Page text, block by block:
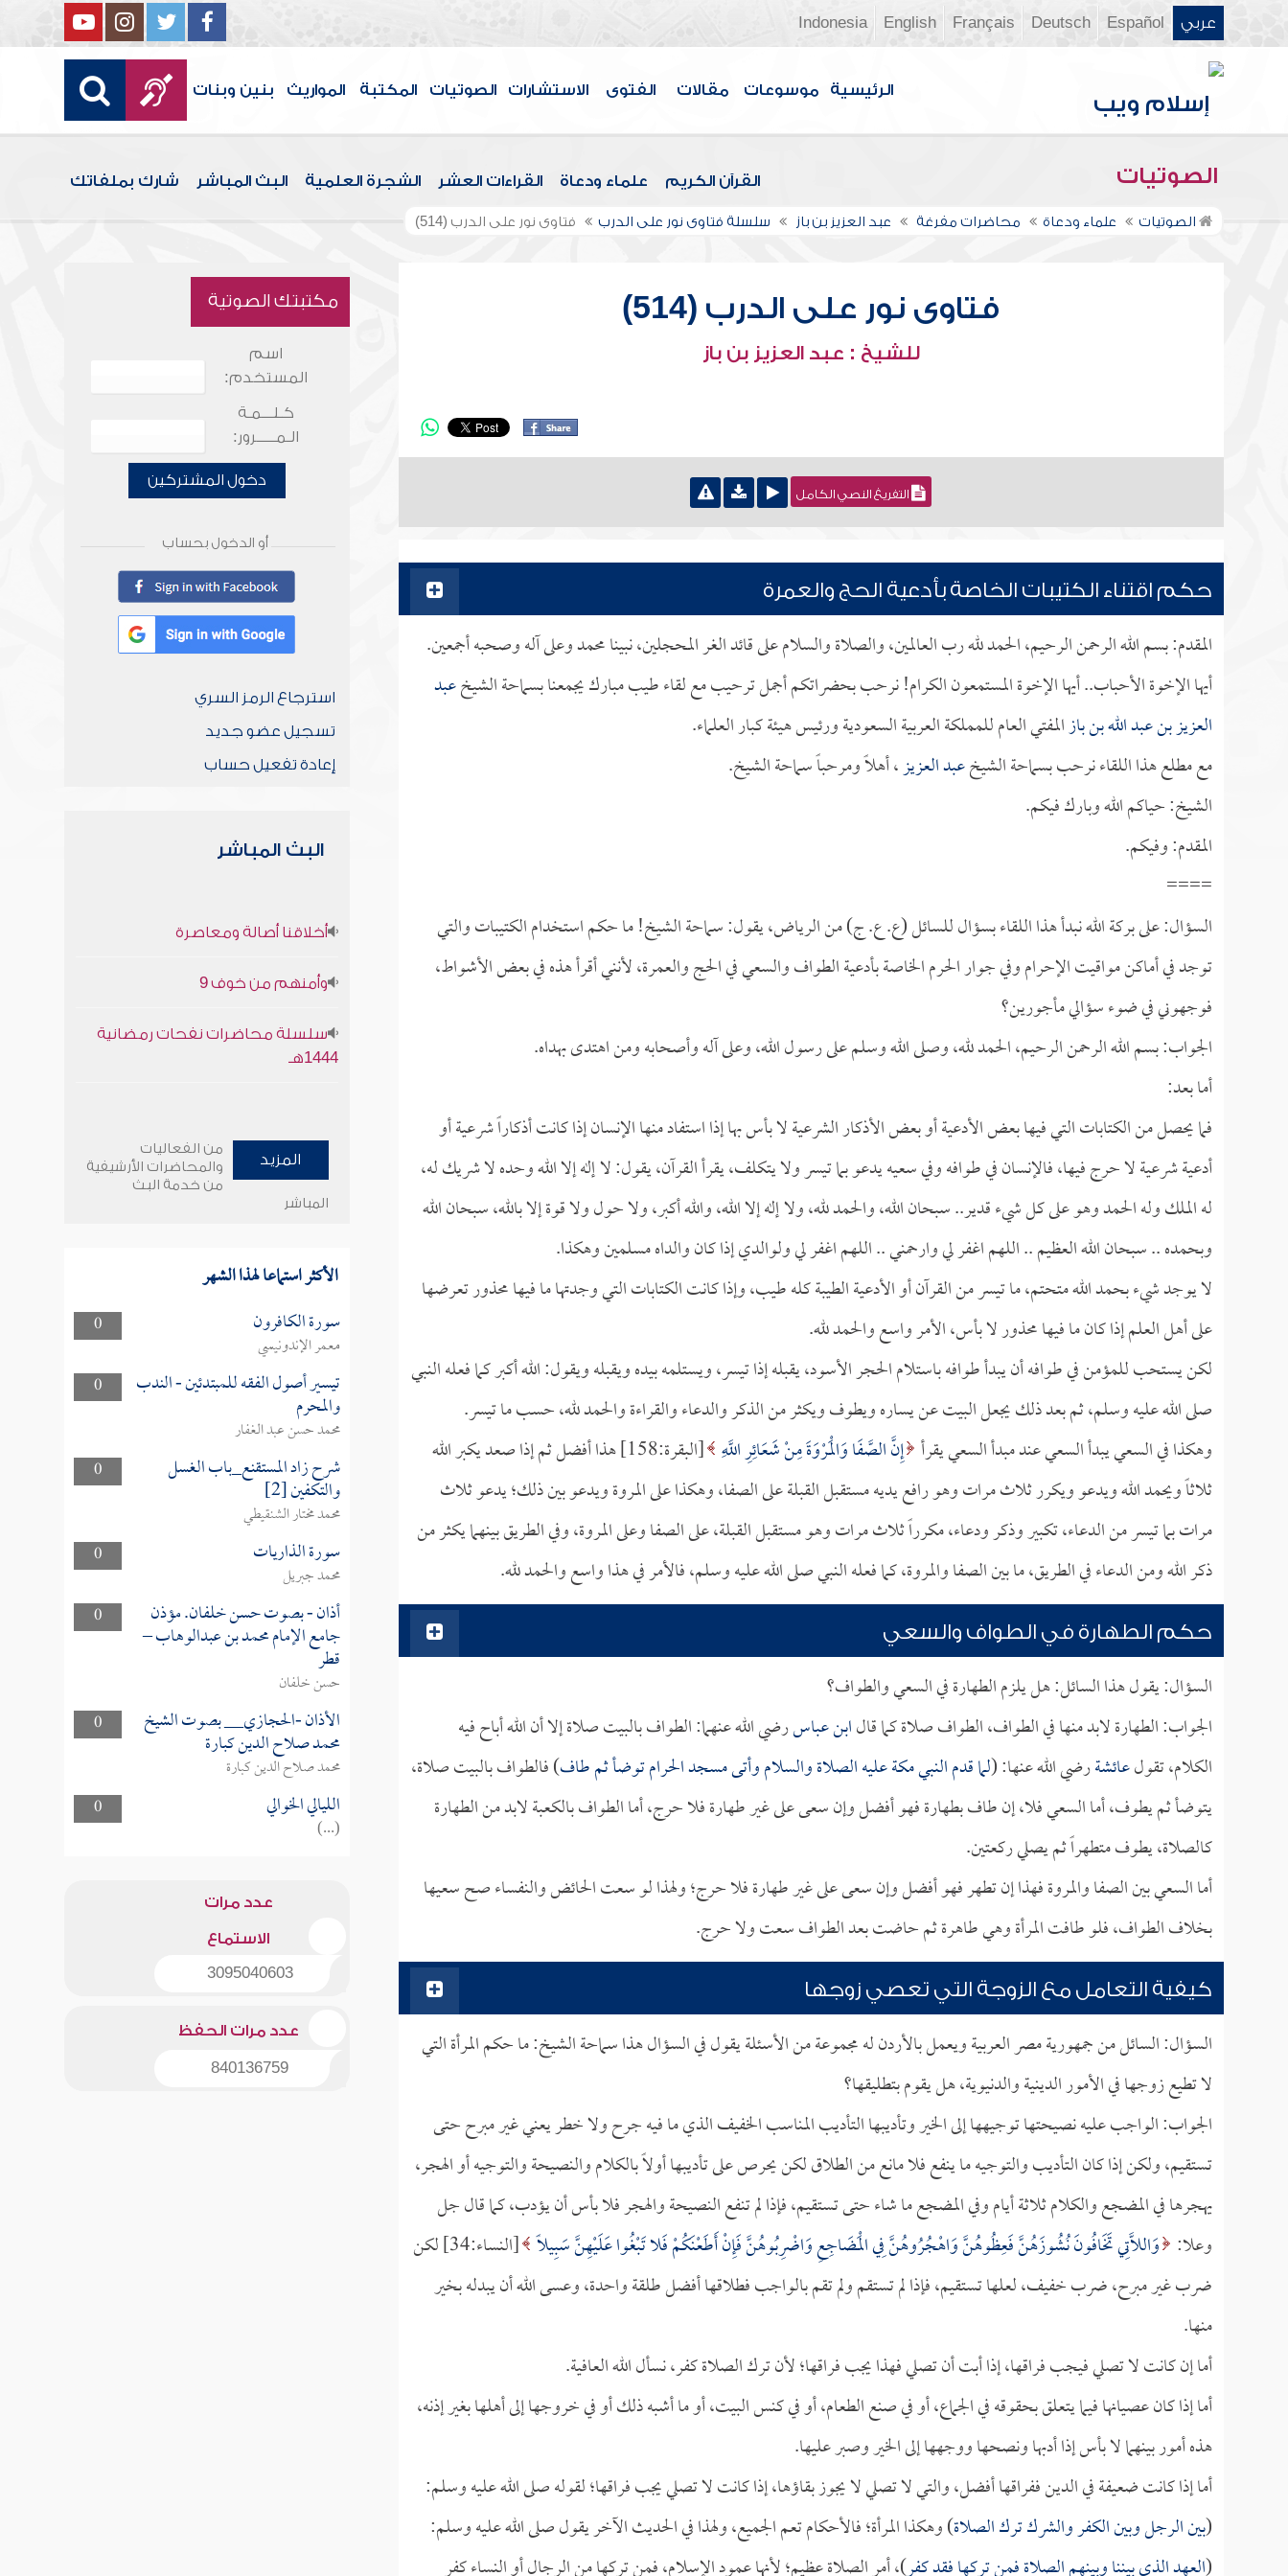
عربي Español
Deutsch
Français
English
Indonesia
الرئيسية موسوعات مقالات الفتوى الاستشارات الصوتيات المكتبة المواريث بنين وبنات
الصوتيات القرآن الكريم علماء ودعاة القراءات العشر الشجرة العلمية البث المباشر شارك بملفاتك
الصوتيات علماء ودعاة محاضرات مفرغة عبد العزيز بن باز سلسلة فتاوى نور على الدرب فتاوى نور على الدرب (514)
فتاوى نور على الدرب (514)
للشيخ : عبد العزيز بن باز
التفريغ النصي الكامل
حكم اقتناء الكتيبات الخاصة بأدعية الحج والعمرة
المقدم: بسم الله الرحمن الرحيم، الحمد لله رب العالمين، والصلاة والسلام على قائد الغر المحجلين، نبينا محمد وعلى آله وصحبه أجمعين.
أيها الإخوة الأحباب.. أيها الإخوة المستمعون الكرام! نرحب بحضراتكم أجمل ترحيب مع لقاء طيب مبارك يجمعنا بسماحة الشيخعبد
العزيز بن عبد الله بن بازالمفتي العام للمملكة العربية السعودية ورئيس هيئة كبار العلماء.
مع مطلع هذا اللقاء نرحب بسماحة الشيخعبد العزيز، أهلاً ومرحباً سماحة الشيخ.
الشيخ: حياكم الله وبارك فيكم.
المقدم: وفيكم.
====
السؤال: على بركة الله نبدأ هذا اللقاء بسؤال للسائل (ع. ع. ج) من الرياض، يقول: سماحة الشيخ! ما حكم استخدام الكتيبات والتي
توجد في أماكن مواقيت الإحرام وفي جوار الحرم الخاصة بأدعية الطواف والسعي في الحج والعمرة، لأنني أقرأ هذه في بعض الأشواط،
فوجهوني في ضوء سؤالي مأجورين؟
الجواب: بسم الله الرحمن الرحيم، الحمد لله، وصلى الله وسلم على رسول الله، وعلى آله وأصحابه ومن اهتدى بهداه.
أما بعد:
فما يحصل من الكتابات التي فيها بعض الأدعية أو بعض الأذكار الشرعية لا بأس بها إذا استفاد منها الإنسان إذا كانت أذكاراً شرعية أو
أدعية شرعية لا حرج فيها، فالإنسان في طوافه وفي سعيه يدعو بما تيسر ولا يتكلف، يقرأ القرآن، يقول: لا إله إلا الله وحده لا شريك له،
له الملك وله الحمد وهو على كل شيء قدير.. سبحان الله، والحمد لله، ولا إله إلا الله، والله أكبر، ولا حول ولا قوة إلا بالله، سبحان الله
وبحمده .. سبحان الله العظيم .. اللهم اغفر لي وارحمني .. اللهم اغفر لي ولوالدي إذا كان والداه مسلمين وهكذا.
لا يوجد شيء بحمد الله متحتم، ما تيسر من القرآن أو الأدعية الطيبة كله طيب، وإذا كانت الكتابات التي وجدتها ما فيها محذور تعرضها
على أهل العلم إذا كان ما فيها محذور لا بأس، الأمر واسع والحمد لله.
لكن يستحب للمؤمن في طوافه أن يبدأ طوافه باستلام الحجر الأسود، يقبله إذا تيسر، ويستلمه بيده ويقبله ويقول: الله أكبر كما فعله النبي
صلى الله عليه وسلم، ثم بعد ذلك يجعل البيت عن يساره ويطوف ويكثر من الذكر والدعاء والقراءة والحمد لله، حسب ما تيسر.
وهكذا في السعي يبدأ السعي عند مبدأ السعي يقرأ إِنَّ الصَّفَا وَالْمَرْوَةَ مِنْ شَعَائِرِ اللَّهِ
[البقرة:158] هذا أفضل ثم إذا صعد يكبر الله
ثلاثاً ويحمد الله ويدعو ويكرر ثلاث مرات وهو رافع يديه مستقبل القبلة على الصفا، وهكذا على المروة ويدعو بين ذلك؛ يدعو ثلاث
مرات بما تيسر من الدعاء، تكبير وذكر ودعاء، مكرراً ثلاث مرات وهو مستقبل القبلة، على الصفا وعلى المروة، وفي الطريق بينهما يكثر من
ذكر الله ومن الدعاء في الطريق، ما بين الصفا والمروة، كما فعله النبي صلى الله عليه وسلم، فالأمر في هذا واسع والحمد لله.
حكم الطهارة في الطواف والسعي
السؤال: يقول هذا السائل: هل يلزم الطهارة في السعي والطواف؟
الجواب: الطهارة لابد منها في الطواف، الطواف صلاة كما قالابن عباسرضي الله عنهما: الطواف بالبيت صلاة إلا أن الله أباح فيه
الكلام، تقولعائشةرضي الله عنها: (لما قدم النبي مكة عليه الصلاة والسلام وأتى مسجد الحرام توضأ ثم طاف) فالطواف بالبيت صلاة،
يتوضأ ثم يطوف، أما السعي فلا، إن طاف بطهارة فهو أفضل وإن سعى على غير طهارة فلا حرج، أما الطواف بالكعبة لابد من الطهارة
كالصلاة، يطوف متطهراً ثم يصلي ركعتين.
أما السعي بين الصفا والمروة فهذا إن تطهر فهو أفضل وإن سعى على غير طهارة فلا حرج؛ ولهذا لو سعت الحائض والنفساء صح سعيها
بخلاف الطواف، فلو طافت المرأة وهي طاهرة ثم حاضت بعد الطواف سعت ولا حرج.
كيفية التعامل مع الزوجة التي تعصي زوجها
السؤال: السائل من جمهورية مصر العربية ويعمل بالأردن له مجموعة من الأسئلة يقول في السؤال هذا سماحة الشيخ: ما حكم المرأة التي
لا تطيع زوجها في الأمور الدينية والدنيوية، هل يقوم بتطليقها؟
الجواب: الواجب عليه نصيحتها توجيهها إلى الخير وتأديبها التأديب المناسب الخفيف الذي ما فيه جرح ولا خطر يعني غير مبرح حتى
تستقيم، ولكن إذا كان التأديب والتوجيه ما ينفع فلا مانع من الطلاق لكن يحرص على تأديبها أولاً بالكلام والنصيحة والتوجيه أو الهجر،
يهجرها في المضجع والكلام ثلاثة أيام وفي المضجع ما شاء حتى تستقيم، فإذا لم تنفع النصيحة والهجر فلا بأس أن يؤدب، كما قال جل
وعلا: وَاللَّاتِي تَخَافُونَ نُشُوزَهُنَّ فَعِظُوهُنَّ وَاهْجُرُوهُنَّ فِي الْمَضَاجِعِ وَاضْرِبُوهُنَّ فَإِنْ أَطَعْنَكُمْ فَلا تَبْغُوا عَلَيْهِنَّ سَبِيلًا
[النساء:34] لكن
ضرب غير مبرح، ضرب خفيف، لعلها تستقيم، فإذا لم تستقم ولم تقم بالواجب فطلاقها أفضل طلقة واحدة، وعسى الله أن يبدله بخير
منها.
أما إن كانت لا تصلي فيجب فراقها، إذا أبت أن تصلي فهذا يجب فراقها؛ لأن ترك الصلاة كفر، نسأل الله العافية.
أما إذا كان عصيانها فيما يتعلق بحقوقه في الجماع، أو في صنع الطعام، أو في كنس البيت، أو ما أشبه ذلك أو في خروجها إلى أهلها بغير إذنه،
هذه أمور بينهما لا بأس إذا أدبها ونصحها ووجهها إلى الخير وصبر عليها.
أما إذا كانت ضعيفة في الدين ففراقها أفضل، والتي لا تصلي لا يجوز بقاؤها، إذا كانت لا تصلي يجب فراقها؛ لقوله صلى الله عليه وسلم:
(بين الرجل وبين الكفر والشرك ترك الصلاة) وهكذا المرأة؛ فالأحكام تعم الجميع، ولهذا في الحديث الآخر يقول صلى الله عليه وسلم:
مكتبتك الصوتية
اسم
المستخدم:
كـلـــمـة
الـمـــــرور:
دخول المشتركين
أو الدخول بحساب
استرجاع الرمز السري
تسجيل عضو جديد
إعادة تفعيل حساب
البث المباشر
أخلاقنا أصالة ومعاصرة
وأمنهم من خوف 9
سلسلة محاضرات نفحات رمضانية
1444هـ
المزيد
من الفعاليات
والمحاضرات الأرشيفية
من خدمة البث
المباشر
الأكثر استماعا لهذا الشهر
0 سورة الكافرون
معمر الإندونيسي
0
تيسير أصول الفقه للمبتدئين - الندب
والمحرم
محمد حسن عبد الغفار
0
شرح زاد المستقنع_باب الغسل
والتكفين [2]
محمد مختار الشنقيطي
0
سورة الذاريات
محمد جبريل
0
أذان - بصوت حسن خلفان. مؤذن
جامع الإمام محمد بن عبدالوهاب –
قطر
حسن خلفان
0
الأذان -الحجازي__ بصوت الشيخ
محمد صلاح الدين كبارة
محمد صلاح الدين كبارة
0
الليالي الخوالي
(...)
عدد مرات
الاستماع
3095040603
عدد مرات الحفظ
840136759